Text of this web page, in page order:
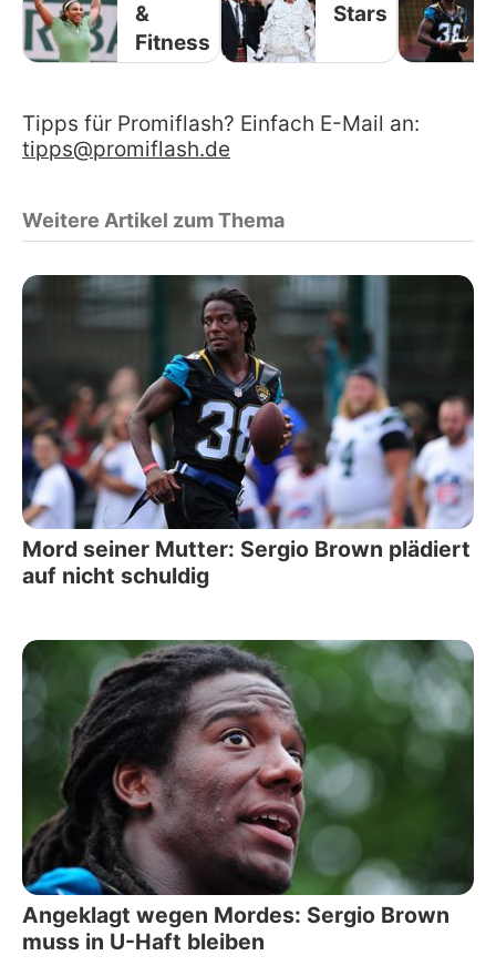
&
Fitness
Stars
Tipps für Promiflash? Einfach E-Mail an:
tipps@promiflash.de
Weitere Artikel zum Thema
Mord seiner Mutter: Sergio Brown plädiert
auf nicht schuldig
Angeklagt wegen Mordes: Sergio Brown
muss in U-Haft bleiben